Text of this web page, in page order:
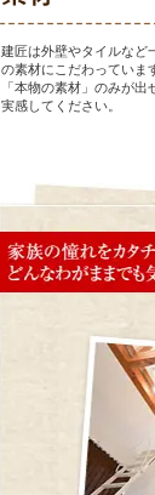
建匠は外壁やタイルなど
の素材にこだわっていま
「本物の素材」のみが出
実感してください。